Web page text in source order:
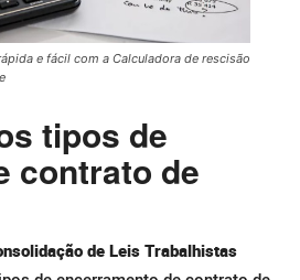
e fácil com a Calculadora de rescisão
tipos de
contrato de
de Leis Trabalhistas